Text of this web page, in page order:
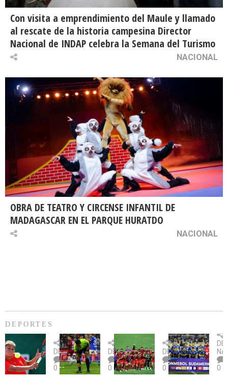
Con visita a emprendimiento del Maule y llamado
al rescate de la historia campesina Director
Nacional de INDAP celebra la Semana del Turismo
NACIONAL
OBRA DE TEATRO Y CIRCENSE INFANTIL DE
MADAGASCAR EN EL PARQUE HURATDO
NACIONAL
DEPORTES
Billie
Jean
King
Cup:
DEPORTES
0
U.
Católica
fue
citada
DEPORTES
0
Copa
Sudamericana:
U.
La
DEPORTES
0
un
0